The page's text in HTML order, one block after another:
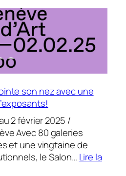
van
Singer
et
Spindream
espace_L
son nez avec une
2 février 2025 /
Avec 80 galeries
et une vingtaine de
le Salon… Lire la